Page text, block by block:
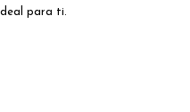
para ti.